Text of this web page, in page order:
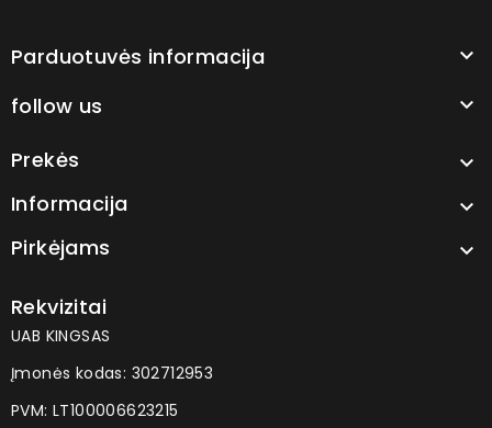
Parduotuvės informacija 
follow us 
Prekės 
Informacija 
Pirkėjams 
Rekvizitai
UAB KINGSAS
Įmonės kodas: 302712953
PVM: LT100006623215